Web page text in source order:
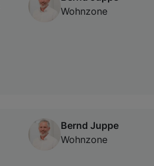
Wohnzone
Bernd Juppe
Wohnzone